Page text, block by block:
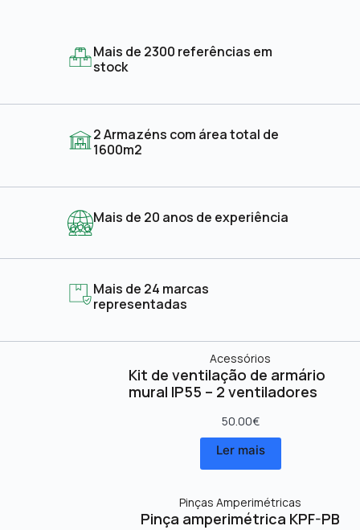
Mais de 2300 referências em
stock
2 Armazéns com área total de
1600m2
Mais de 20 anos de experiência
Mais de 24 marcas
representadas
Acessórios
Kit de ventilação de armário
mural IP55 – 2 ventiladores
50.00€
Ler mais
Pinças Amperimétricas
Pinça amperimétrica KPF-PB